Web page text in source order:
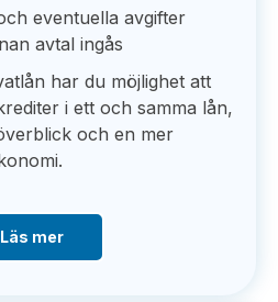
eventuella avgifter
avtal ingås
har du möjlighet att
i ett och samma lån,
och en mer
Läs mer